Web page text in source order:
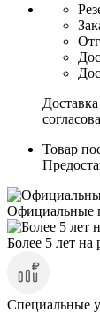
Товар
Официальные
Более 5 лет
Специальные